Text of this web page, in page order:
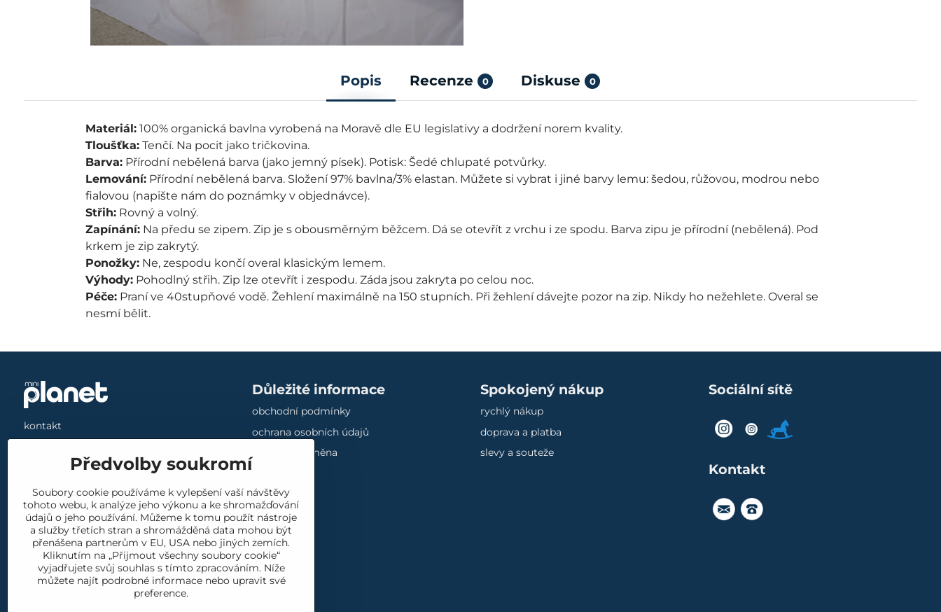
Popis Recenze 0 Diskuse 0
Materiál:100% organická bavlna vyrobená na Moravě dle EU legislativy a dodržení norem kvality.
Tloušťka:Tenčí. Na pocit jako tričkovina.
Barva:Přírodní nebělená barva (jako jemný písek). Potisk: Šedé chlupaté potvůrky.
Lemování:Přírodní nebělená barva. Složení 97% bavlna/3% elastan. Můžete si vybrat i jiné barvy lemu: šedou, růžovou, modrou nebo
fialovou (napište nám do poznámky v objednávce).
Střih:Rovný a volný.
Zapínání:Na předu se zipem. Zip je s obousměrným běžcem. Dá se otevřít z vrchu i ze spodu. Barva zipu je přírodní (nebělená). Pod
krkem je zip zakrytý.
Ponožky:Ne, zespodu končí overal klasickým lemem.
Výhody:Pohodlný střih. Zip lze otevřít i zespodu. Záda jsou zakryta po celou noc.
Péče:Praní ve 40stupňové vodě. Žehlení maximálně na 150 stupních. Při žehlení dávejte pozor na zip. Nikdy ho nežehlete. Overal se
nesmí bělit.
kontakt
produkty
blog
Důležité informace
obchodní podmínky
ochrana osobních údajů
vrácení a výměna
cookies
Spokojený nákup
rychlý nákup
doprava a platba
slevy a souteže
Sociální sítě
FB IG
Modry
Kontakt
objednavka@miniplanet.eu
091916
Předvolby soukromí
Soubory cookie používáme k vylepšení vaší návštěvy
tohoto webu, k analýze jeho výkonu a ke shromažďování
údajů o jeho používání. Můžeme k tomu použít nástroje
a služby třetích stran a shromážděná data mohou být
přenášena partnerům v EU, USA nebo jiných zemích.
Kliknutím na „Přijmout všechny soubory cookie“
vyjadřujete svůj souhlas s tímto zpracováním. Níže
můžete najít podrobné informace nebo upravit své
preference.